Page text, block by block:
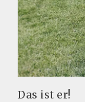
Das ist er!